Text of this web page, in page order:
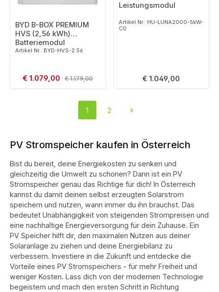
BYD B-BOX PREMIUM
HVS (2,56 kWh)
Batteriemodul
Artikel Nr.: BYD-HVS-2.56
Verkaufspreis:
€ 1.079,00 Regulärer Preis:
€ 1.179,00
Leistungsmodul
Artikel Nr.: HU-LUNA2000-5kW-
C0
Regulärer Preis:
€ 1.049,00
Seite
1
Seite
2
PV Stromspeicher kaufen in Österreich
Bist du bereit, deine Energiekosten zu senken und
gleichzeitig die Umwelt zu schonen? Dann ist ein PV
Stromspeicher genau das Richtige für dich! In Österreich
kannst du damit deinen selbst erzeugten Solarstrom
speichern und nutzen, wann immer du ihn brauchst. Das
bedeutet Unabhängigkeit von steigenden Strompreisen und
eine nachhaltige Energieversorgung für dein Zuhause. Ein
PV Speicher hilft dir, den maximalen Nutzen aus deiner
Solaranlage zu ziehen und deine Energiebilanz zu
verbessern. Investiere in die Zukunft und entdecke die
Vorteile eines PV Stromspeichers - für mehr Freiheit und
weniger Kosten. Lass dich von der modernen Technologie
begeistern und mach den ersten Schritt in Richtung